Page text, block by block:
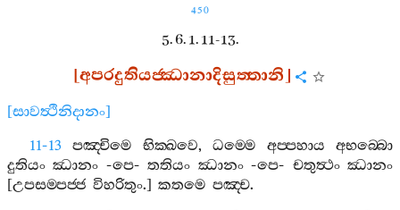
450
5. 6. 1. 11-13.
[අපරදුතියජ‍්ඣානාදිසුත‍්තානි ]
[සාවත්‍ථිනිදානං]
11-13
පඤ‍්චිමෙ භික‍්ඛවෙ, ධම‍්මෙ අප‍්පහාය
අභබ‍්බො
දුතියං ඣානං -පෙ-තතියං ඣානං-පෙ- චතුත්‍ථං ඣානං
[උපසම‍්පජ‍්ජ විහරිතුං.] කතමෙ පඤ‍්ච.